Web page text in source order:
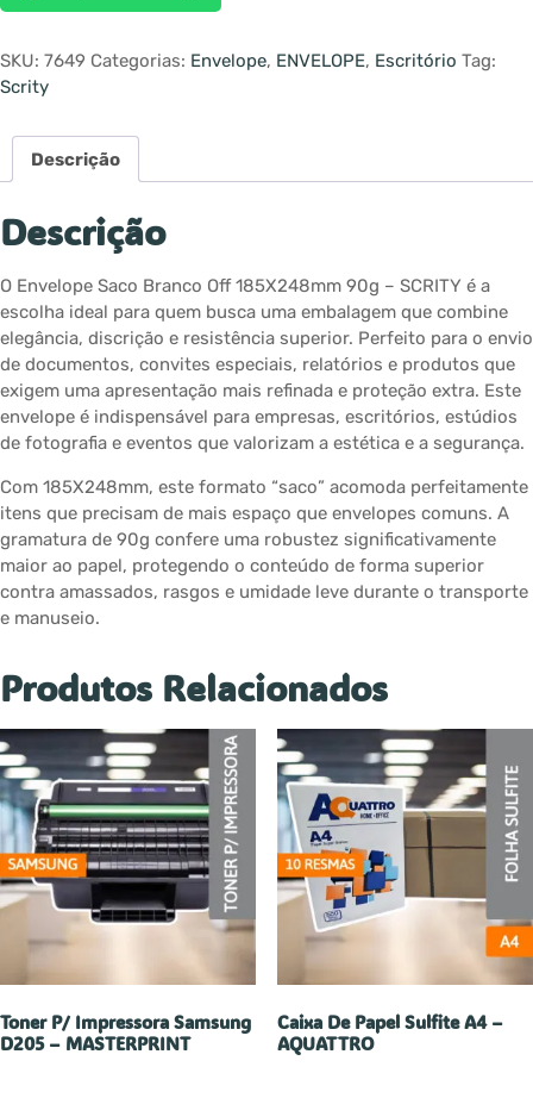
SKU: 7649 Categorias: Envelope, ENVELOPE, Escritório Tag:
Scrity
Descrição
Descrição
O Envelope Saco Branco Off 185X248mm 90g – SCRITY é a
escolha ideal para quem busca uma embalagem que combine
elegância, discrição e resistência superior. Perfeito para o envio
de documentos, convites especiais, relatórios e produtos que
exigem uma apresentação mais refinada e proteção extra. Este
envelope é indispensável para empresas, escritórios, estúdios
de fotografia e eventos que valorizam a estética e a segurança.
Com 185X248mm, este formato “saco” acomoda perfeitamente
itens que precisam de mais espaço que envelopes comuns. A
gramatura de 90g confere uma robustez significativamente
maior ao papel, protegendo o conteúdo de forma superior
contra amassados, rasgos e umidade leve durante o transporte
e manuseio.
Produtos Relacionados
Toner P/ Impressora Samsung
D205 – MASTERPRINT
Caixa De Papel Sulfite A4 –
AQUATTRO